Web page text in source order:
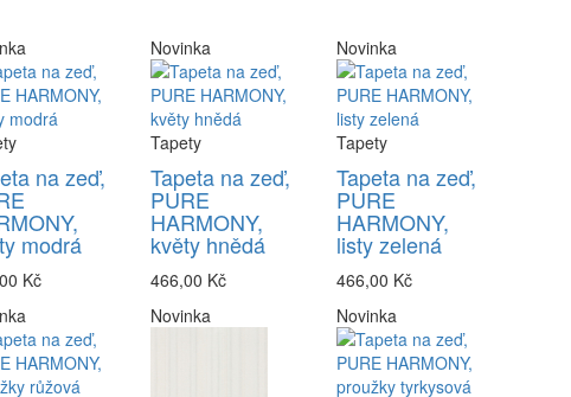
na zeď,
modrá
Kč
Novinka
Tapety
Tapeta na zeď,
PURE
HARMONY,
květy hnědá
466,00 Kč
Novinka
Tapety
Tapeta na zeď,
PURE
HARMONY,
listy zelená
466,00 Kč
Novinka Novinka